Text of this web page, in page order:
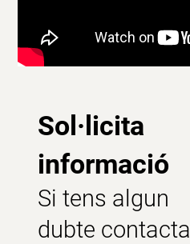
Sol·licita
informació
Si tens algun
dubte contacta